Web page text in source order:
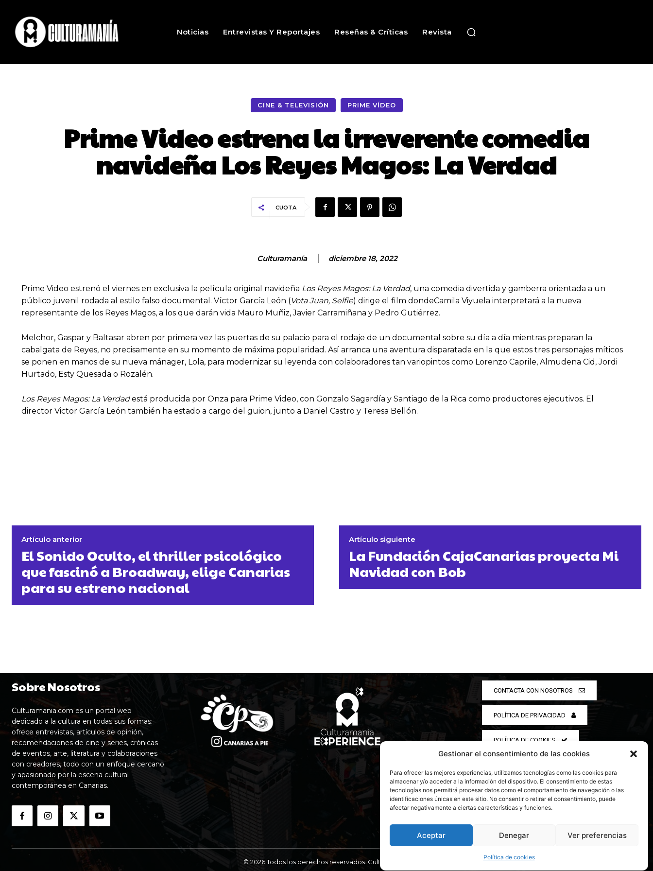
Gestionar el consentimiento de las cookies
Para ofrecer las mejores experiencias, utilizamos tecnologías como las cookies para
almacenar y/o acceder a la información del dispositivo. El consentimiento de estas
tecnologías nos permitirá procesar datos como el comportamiento de navegación o las
identificaciones únicas en este sitio. No consentir o retirar el consentimiento, puede
afectar negativamente a ciertas características y funciones.
Aceptar Denegar Ver preferencias
Política de cookies
Noticias Entrevistas Y Reportajes Reseñas & Críticas Revista
CINE & TELEVISIÓN PRIME VÍDEO
Prime Video estrena la irreverente comedia
navideña Los Reyes Magos: La Verdad
CUOTA
Culturamanía diciembre 18, 2022
Prime Video estrenó el viernes en exclusiva la película original navideña Los Reyes Magos: La Verdad, una comedia divertida y gamberra orientada a un
público juvenil rodada al estilo falso documental. Víctor García León (Vota Juan, Selfie) dirige el film dondeCamila Viyuela interpretará a la nueva
representante de los Reyes Magos, a los que darán vida Mauro Muñiz, Javier Carramiñana y Pedro Gutiérrez.
Melchor, Gaspar y Baltasar abren por primera vez las puertas de su palacio para el rodaje de un documental sobre su día a día mientras preparan la
cabalgata de Reyes, no precisamente en su momento de máxima popularidad. Así arranca una aventura disparatada en la que estos tres personajes míticos
se ponen en manos de su nueva mánager, Lola, para modernizar su leyenda con colaboradores tan variopintos como Lorenzo Caprile, Almudena Cid, Jordi
Hurtado, Esty Quesada o Rozalén.
Los Reyes Magos: La Verdadestá producida por Onza para Prime Video, con Gonzalo Sagardía y Santiago de la Rica como productores ejecutivos. El
director Victor García León también ha estado a cargo del guion, junto a Daniel Castro y Teresa Bellón.
Artículo anterior
El Sonido Oculto, el thriller psicológico
que fascinó a Broadway, elige Canarias
para su estreno nacional
Artículo siguiente
La Fundación CajaCanarias proyecta Mi
Navidad con Bob
Sobre Nosotros
Culturamania.com es un portal web
dedicado a la cultura en todas sus formas:
ofrece entrevistas, artículos de opinión,
recomendaciones de cine y series, crónicas
de eventos, arte, literatura y colaboraciones
con creadores, todo con un enfoque cercano
y apasionado por la escena cultural
contemporánea en Canarias.
CONTACTA CON NOSOTROS
POLÍTICA DE PRIVACIDAD
POLÍTICA DE COOKIES
© 2026 Todos los derechos reservados. Culturamanía